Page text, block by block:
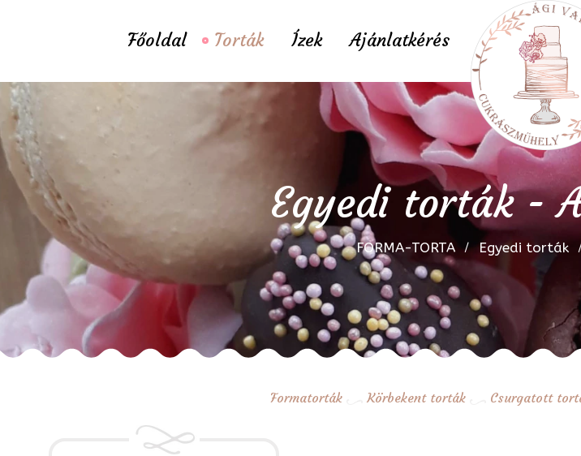
Főoldal Torták Ízek Ajánlatkérés
Egyedi torták -
FORMA-TORTA Egyedi torták
Formatorták Körbekent torták Csurgatott